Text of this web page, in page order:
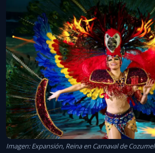
Imagen: Expansión, Reina en Carnaval de Cozumel